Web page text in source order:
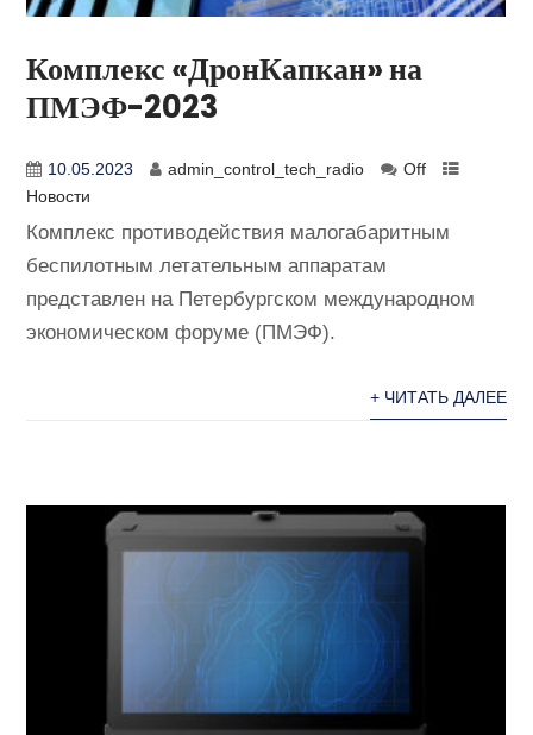
Комплекс «ДронКапкан» на
ПМЭФ-2023
10.05.2023 admin_control_tech_radio
Off
Новости
Комплекс противодействия малогабаритным
беспилотным летательным аппаратам
представлен на Петербургском международном
экономическом форуме (ПМЭФ).
+ ЧИТАТЬ ДАЛЕЕ